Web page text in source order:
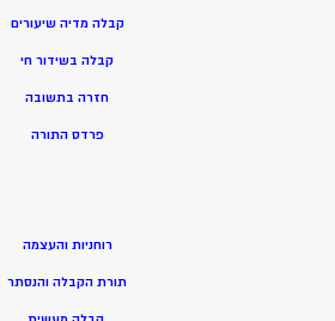
קבלה מדיה שיעורים
קבלה בשידור חי
חזרה בתשובה
פרדס התורה
רוחניות והעצמה
תורת הקבלה והנסתר